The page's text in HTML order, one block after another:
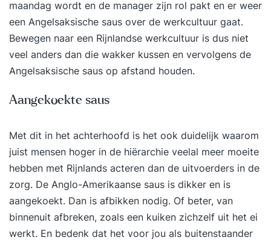
maandag wordt en de manager zijn rol pakt en er weer
een Angelsaksische saus over de werkcultuur gaat.
Bewegen naar een Rijnlandse werkcultuur is dus niet
veel anders dan die wakker kussen en vervolgens de
Angelsaksische saus op afstand houden.
Aangekoekte saus
Met dit in het achterhoofd is het ook duidelijk waarom
juist mensen hoger in de hiërarchie veelal meer moeite
hebben met Rijnlands acteren dan de uitvoerders in de
zorg. De Anglo-Amerikaanse saus is dikker en is
aangekoekt. Dan is afbikken nodig. Of beter, van
binnenuit afbreken, zoals een kuiken zichzelf uit het ei
werkt. En bedenk dat het voor jou als buitenstaander